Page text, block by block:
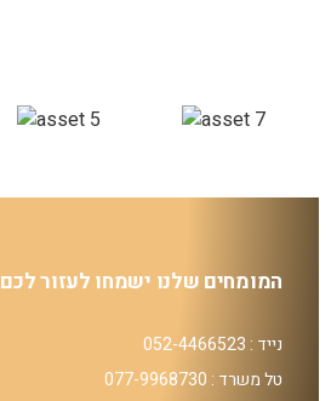
המומחים שלנו ישמחו לעזור
נייד : 052-4466523
טל משרד : 077-9968730